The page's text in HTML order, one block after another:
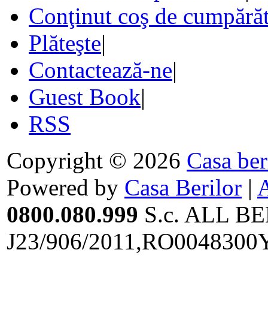
Conţinut coş de
Plăteşte|
Contactează-ne|
Guest Book|
RSS
Copyright © 2026 Casa
Powered by Casa Berilor |
0800.080.999 S.c. ALL
J23/906/